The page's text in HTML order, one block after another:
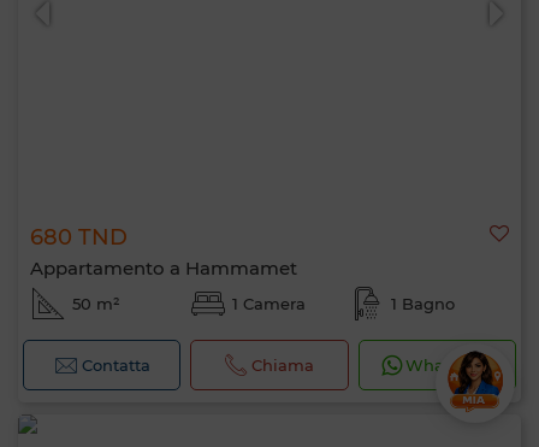
680 TND
Appartamento a Hammamet
50 m² 1 Camera 1 Bagno
Contatta Chiama WhatsApp